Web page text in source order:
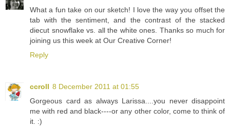
What a fun take on our sketch! I love the way you offset the
tab with the sentiment, and the contrast of the stacked
diecut snowflake vs. all the white ones. Thanks so much for
joining us this week at Our Creative Corner!
Reply
ccroll 8 December 2011 at 01:55
Gorgeous card as always Larissa....you never disappoint
me with red and black----or any other color, come to think of
it. :)